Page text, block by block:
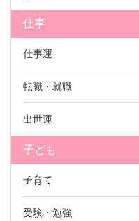
仕事
仕事運
転職・就職
出世運
子ども
子育て
受験・勉強